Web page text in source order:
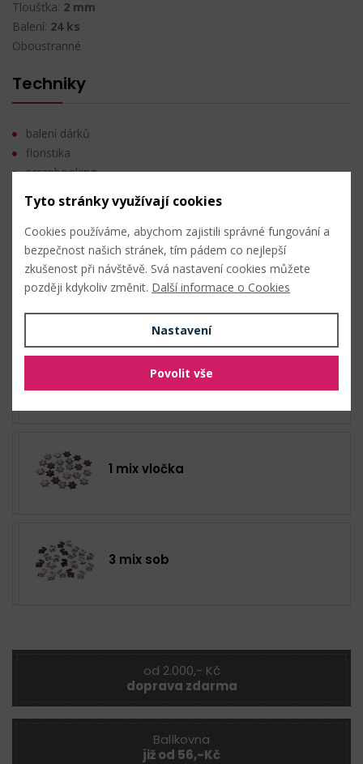
Tloušťka: 2 mm
Balení: 24 ks
Oboustranné
Techniky
balení dárků
floristika
scrapbooking
vánoční a zimní aranžování
výroba dekorací
Nahlásit problém
Hromadný nákup
2 mix anděl
1 mix vločka
3 mix sob
od 2.000,- Kč
doprava zdarma
Balíkovna
již od 56,-Kč
Tyto stránky využívají cookies
Cookies používáme, abychom zajistili správné fungování a
bezpečnost našich stránek, tím pádem co nejlepší
zkušenost při návštěvě. Svá nastavení cookies můžete
později kdykoliv změnit. Další informace o Cookies
Nastavení
Povolit vše